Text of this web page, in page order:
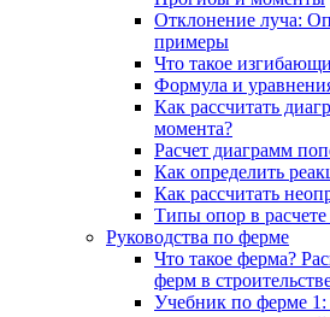
Отклонение луча:
примеры
Что такое
Формула и
Как рассчитать
момента?
Расчет диаграмм
Как определить
Как рассчитать
Типы опор в
Руководства по ферме
Что такое ферма?
ферм в
Учебник по ферме 1: